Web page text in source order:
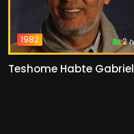
1982 2
Teshome Habte Gabriel